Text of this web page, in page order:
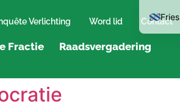
Verlichting Word lid Contact
Fractie Raadsvergadering
Fries